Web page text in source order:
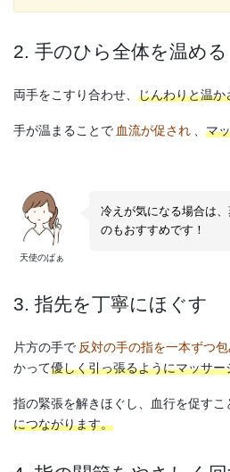
2. 手のひら全体を温める
両手をこすり合わせ、 じんわりと温か
手が温まることで 血流が促され マ
天使のぱぁ
冷えが気になる場合は
のもおすすめです！
3. 指先を丁寧にほぐす
片方の手で 反対の手の指を一本ずつ
かって優しく引っ張るようにマッサー
指の緊張を解きほぐし、血行を促すこ
につながります。